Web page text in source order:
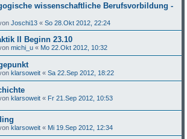
wissenschaftliche Berufsvorbildung -
Joschi13 «So 28.Okt 2012, 22:24
II Beginn 23.10
michi_u « Mo 22.Okt 2012, 10:32
klarsoweit «Sa 22.Sep 2012, 18:22
klarsoweit « Fr 21.Sep 2012, 10:53
klarsoweit « Mi 19.Sep 2012, 12:34